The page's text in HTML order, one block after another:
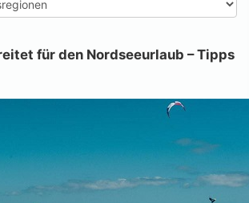
für den Nordseeurlaub – Tipps